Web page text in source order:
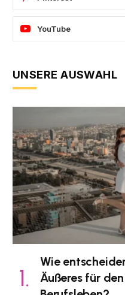
YouTube
UNSERE AUSWAHL
Wie
Äußeres für